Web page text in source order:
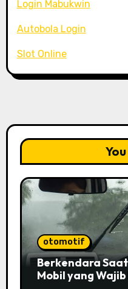
Login Mabukwin
Autobola Login
Slot Online
otomotif
Berkendara
Mobil yang